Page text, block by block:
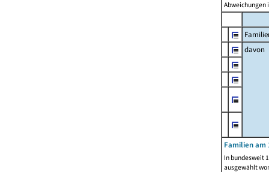
Abweichungen
davon
Familien am
In bundesweit
ausgewählt